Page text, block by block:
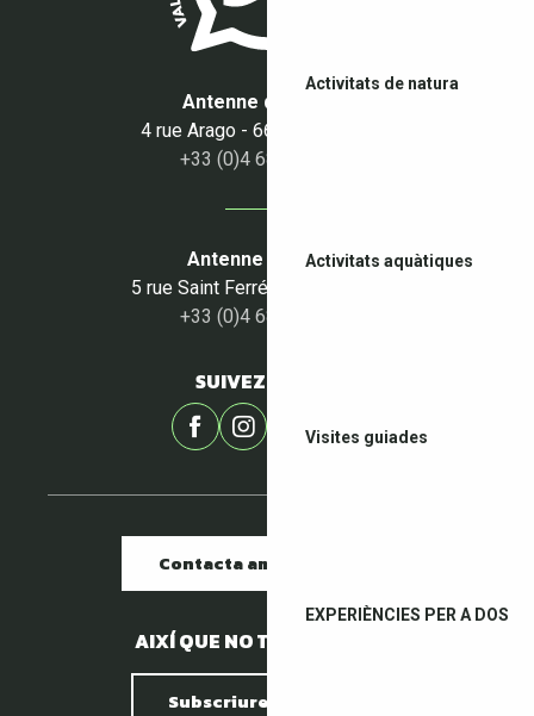
Activitats de natura
Activitats aquàtiques
Visites guiades
EXPERIÈNCIES PER A DOS
Antenne du Boulou
4 rue Arago - 66160 Le Boulou
+33 (0)4 68 87 50 95
Antenne du Céret
5 rue Saint Ferréol - 66400 Céret
+33 (0)4 68 87 00 53
SUIVEZ-NOUS !
Contacta amb nosaltres
AIXÍ QUE NO TENIM PEDRES.
Subscriure al butlletí